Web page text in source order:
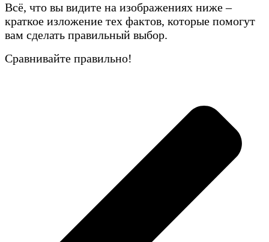
Всё, что вы видите на изображениях ниже –
краткое изложение тех фактов, которые помогут
вам сделать правильный выбор.
Сравнивайте правильно!